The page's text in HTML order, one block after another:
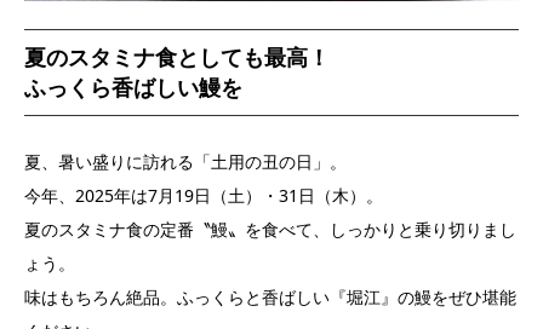
夏のスタミナ食としても最高！
ふっくら香ばしい鰻を
夏、暑い盛りに訪れる「土用の丑の日」。
今年、2025年は7月19日（土）・31日（木）。
夏のスタミナ食の定番〝鰻〟を食べて、しっかりと乗り切りまし
ょう。
味はもちろん絶品。ふっくらと香ばしい『堀江』の鰻をぜひ堪能